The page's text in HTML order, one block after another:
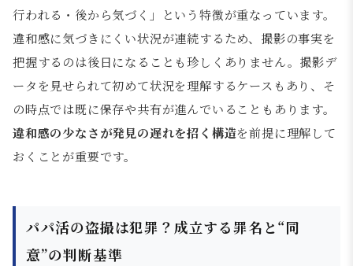
行われる・後から気づく」という特徴が重なっています。
違和感に気づきにくい状況が連続するため、撮影の事実を
把握するのは後日になることも珍しくありません。撮影デ
ータを見せられて初めて状況を理解するケースもあり、そ
の時点では既に保存や共有が進んでいることもあります。
違和感の少なさが発見の遅れを招く構造を前提に理解して
おくことが重要です。
パパ活の盗撮は犯罪？成立する罪名と“同
意”の判断基準